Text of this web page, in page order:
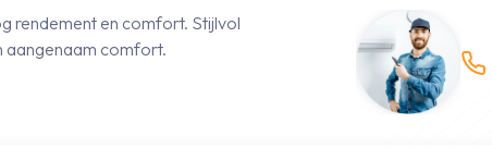
rendement en comfort. Stijlvol
aangenaam comfort.